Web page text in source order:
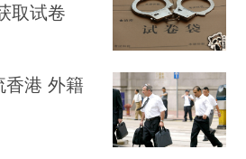
取试卷
香港 外籍